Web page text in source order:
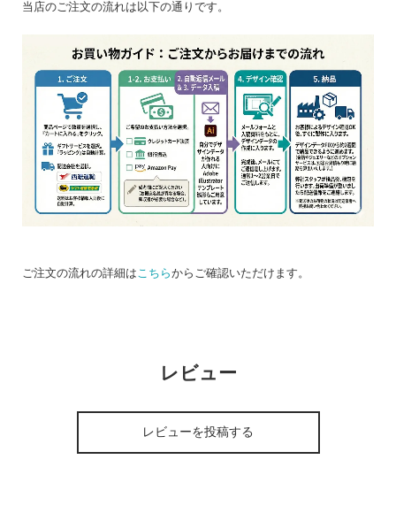
当店のご注文の流れは以下の通りです。
ご注文の流れの詳細はこちらからご確認いただけます。
レビュー
レビューを投稿する